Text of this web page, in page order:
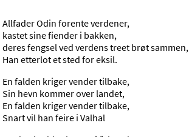
Allfader Odin forente verdener,
kastet sine fiender i bakken,
deres fengsel ved verdens treet brøt sammen,
Han etterlot et sted for eksil.
En falden kriger vender tilbake,
Sin hevn kommer over landet,
En falden kriger vender tilbake,
Snart vil han feire i Valhal